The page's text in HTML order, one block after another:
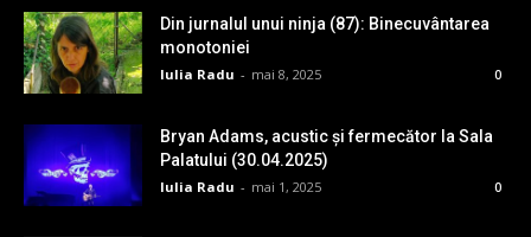
Din jurnalul unui ninja (87): Binecuvântarea
monotoniei
Iulia Radu - mai 8, 2025 0
Bryan Adams, acustic și fermecător la Sala
Palatului (30.04.2025)
Iulia Radu - mai 1, 2025 0